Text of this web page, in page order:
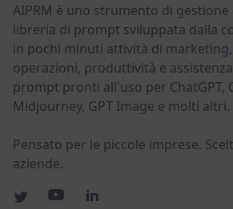
AIPRM è uno strumento di
libreria di prompt sviluppata dalla
in pochi minuti attività di
operazioni, produttività e
prompt pronti all'uso per ChatGPT,
Midjourney, GPT Image e molti altri.
Pensato per le piccole imprese.
aziende.